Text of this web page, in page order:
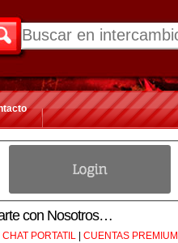
con Nosotros…
CHAT PORTATIL | CUENTAS PREMIUM